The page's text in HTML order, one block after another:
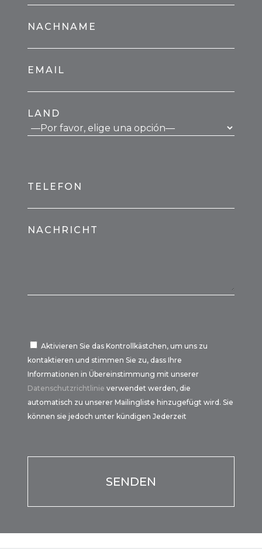
NACHNAME
EMAIL
LAND
TELEFON
NACHRICHT
Aktivieren Sie das Kontrollkästchen, um uns zu
kontaktieren und stimmen Sie zu, dass Ihre
Informationen in Übereinstimmung mit unserer
Datenschutzrichtlinieverwendet werden, die
automatisch zu unserer Mailingliste hinzugefügt wird. Sie
können sie jedoch unter kündigen Jederzeit